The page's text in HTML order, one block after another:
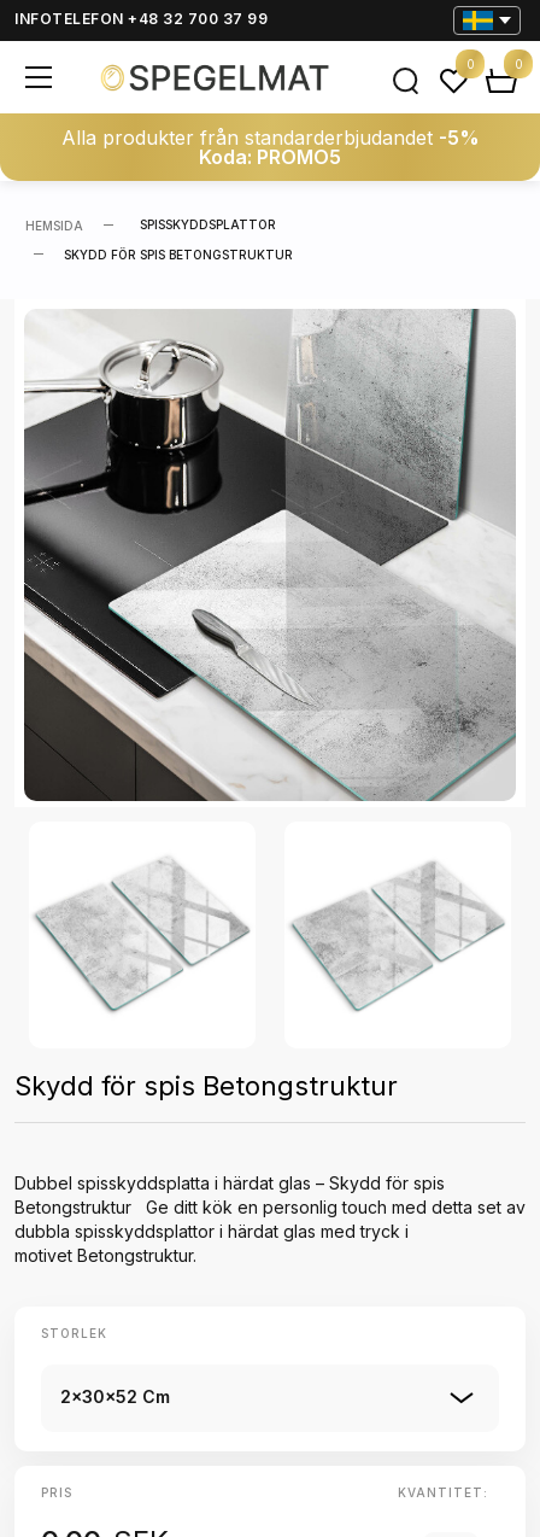
INFOTELEFON +48 32 700 37 99
Alla produkter från standarderbjudandet -5%
Koda: PROMO5
0 0
HEMSIDA SPISSKYDDSPLATTOR
SKYDD FÖR SPIS BETONGSTRUKTUR
Skydd för spis Betongstruktur
Dubbel spisskyddsplatta i härdat glas – Skydd för spis
Betongstruktur Ge ditt kök en personlig touch med detta set av
dubbla spisskyddsplattor i härdat glas med tryck i
motivet Betongstruktur.
STORLEK
2x30x52 Cm
PRIS KVANTITET: